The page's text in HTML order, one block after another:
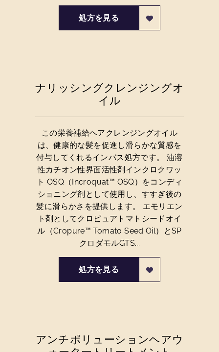
処方を見る
ナリッシングクレンジングオ
イル
この栄養補給ヘアクレンジングオイル
は、健康的な髪を促進し滑らかな質感を
付与してくれるインバス処方です。 油溶
性カチオン性界面活性剤インクロクワッ
ト OSQ（Incroquat™ OSQ）をコンディ
ショニング剤として使用し、すすぎ後の
髪に滑らかさを提供します。 エモリエン
ト剤としてクロピュアトマトシードオイ
ル（Cropure™ Tomato Seed Oil）とSP
クロダモルGTS...
処方を見る
アンチポリューションヘアウ